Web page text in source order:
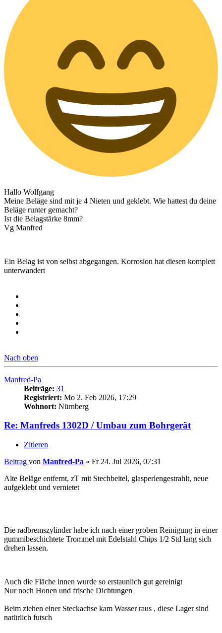
Hallo Wolfgang
Meine Beläge sind mit je 4 Nieten und geklebt. Wie hattest du deine
Beläge runter gemacht?
Ist die Belagstärke 8mm?
Vg Manfred
Ein Belag ist von selbst abgegangen. Korrosion hat diesen komplett
unterwandert
Nach oben
Manfred-Pa
Beiträge: 31
Registriert: Mo 2. Feb 2026, 17:29
Wohnort: Nürnberg
Re: Manfreds 1302D / Umbau zum Bohrgerät
Zitieren
Beitrag von Manfred-Pa » Fr 24. Jul 2026, 07:31
Alte Beläge entfernt, zT mit Stechbeitel, glasperlengestrahlt, neue
aufgeklebt und vernietet
Die radbremszylinder habe ich nach einer groben Reinigung in einer
gummibeschichtete Trommel mit Edelstahl Chips 1/2 Std lang sich
drehen lassen.
Auch die Fläche innen wurde so erstaunlich gut gereinigt
Nur noch Honen und frische Dichtungen
Beim ziehen einer Steckachse kam Wasser raus , diese Lager sind
natürlich futsch